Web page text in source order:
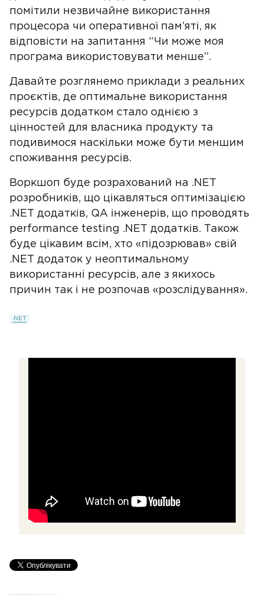
помітили незвичайне використання
процесора чи оперативної пам’яті, як
відповісти на запитання “Чи може моя
програма використовувати менше”.
Давайте розглянемо приклади з реальних
проєктів, де оптимальне використання
ресурсів додатком стало однією з
цінностей для власника продукту та
подивимося наскільки може бути меншим
споживання ресурсів.
Воркшоп буде розрахований на .NET
розробників, що цікавляться оптимізацією
.NET додатків, QA інженерів, що проводять
performance testing .NET додатків. Також
буде цікавим всім, хто «підозрював» свій
.NET додаток у неоптимальному
використанні ресурсів, але з якихось
причин так і не розпочав «розслідування».
.NET